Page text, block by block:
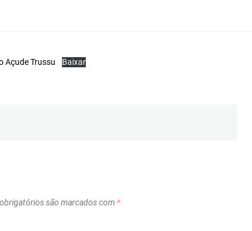
Açude Trussu Baixar
são marcados com *